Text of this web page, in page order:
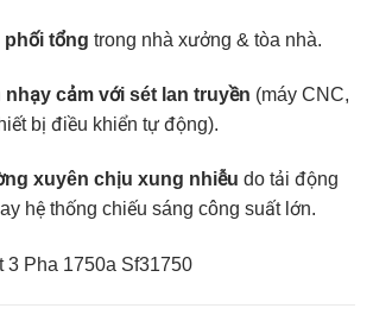
phối tổng trong nhà xưởng & tòa nhà.
nhạy cảm với sét lan truyền (máy CNC,
bị điều khiển tự động).
xuyên chịu xung nhiễu do tải động
hệ thống chiếu sáng công suất lớn.